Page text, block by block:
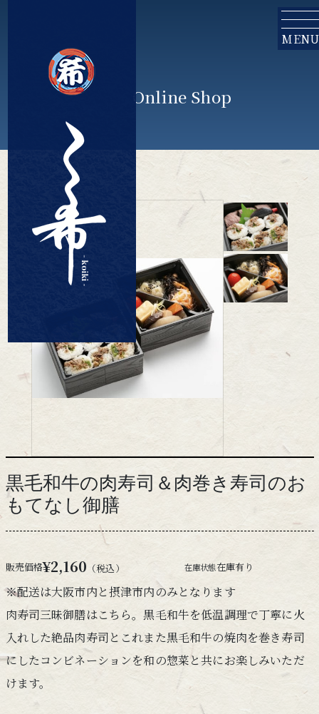
MENU
Online Shop
黒毛和牛の肉寿司＆肉巻き寿司のお
もてなし御膳
販売価格¥2,160 （税込） 在庫状態在庫有り
※配送は大阪市内と摂津市内のみとなります
肉寿司三昧御膳はこちら。黒毛和牛を低温調理で丁寧に火
入れした絶品肉寿司とこれまた黒毛和牛の焼肉を巻き寿司
にしたコンビネーションを和の惣菜と共にお楽しみいただ
けます。